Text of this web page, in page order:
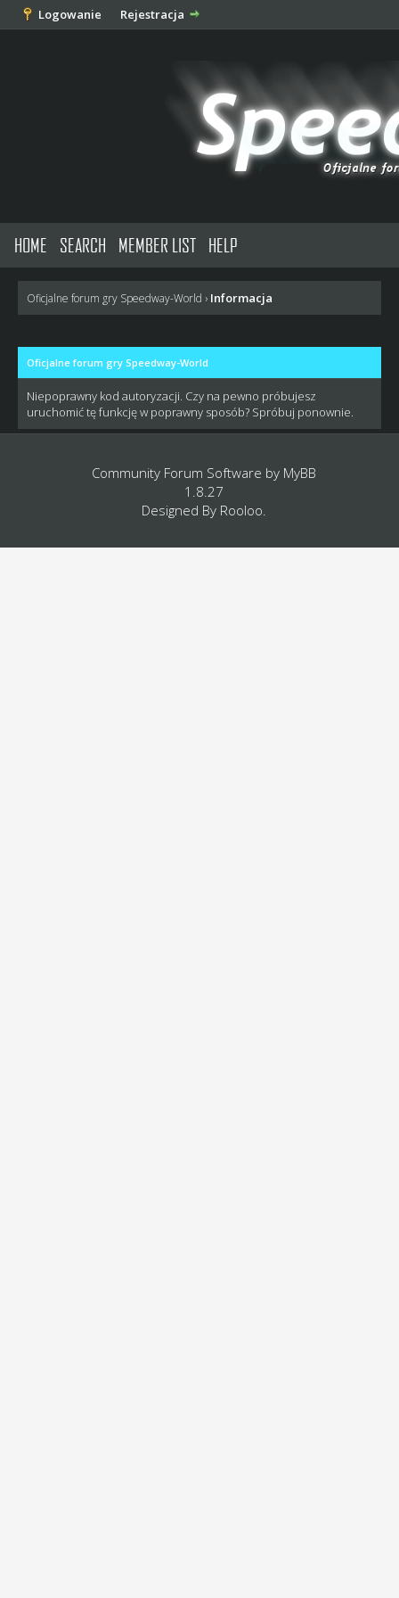
Logowanie Rejestracja
HOME SEARCH MEMBER LIST HELP
Oficjalne forum gry Speedway-World › Informacja
Oficjalne forum gry Speedway-World
Niepoprawny kod autoryzacji. Czy na pewno próbujesz
uruchomić tę funkcję w poprawny sposób? Spróbuj ponownie.
Community Forum Software by MyBB
1.8.27
Designed By Rooloo.